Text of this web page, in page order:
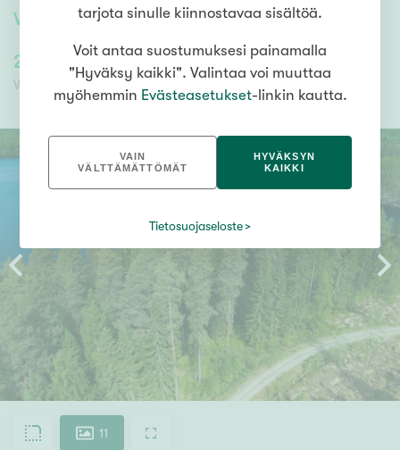
Vapaa-ajan tontti
21 000,00 €
Velaton hinta
21 000,00 €
11
tarjota sinulle kiinnostavaa sisältöä.
Voit antaa suostumuksesi painamalla
"Hyväksy kaikki". Valintaa voi muuttaa
myöhemmin Evästeasetukset-linkin kautta.
VAIN
VÄLTTÄMÄTTÖMÄT
HYVÄKSYN
KAIKKI
Tietosuojaseloste